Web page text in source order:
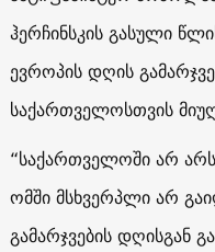
ჰერჩინსკის გასული
ევროპის დღის
საქართველოსთვის
“საქართველოში არ
ომში მსხვერპლი არ
გამარჯვების დღისგან